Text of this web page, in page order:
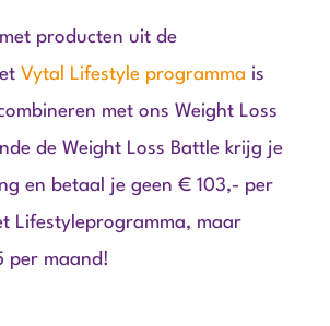
producten uit de
Vytal Lifestyle programma is
met ons Weight Loss
de Weight Loss Battle krijg je
en betaal je geen € 103,- per
Lifestyleprogramma, maar
per maand!